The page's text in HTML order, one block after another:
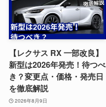
【レクサス RX 一部改良】
新型は2026年発売！待つべ
き？変更点・価格・発売日
を徹底解説
2026年8月9日